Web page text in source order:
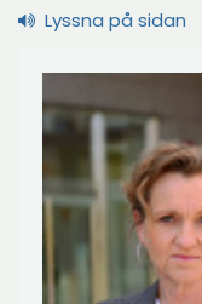
Lyssna på sidan